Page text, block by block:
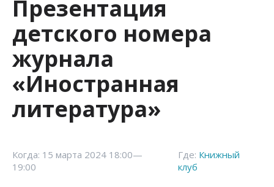
Презентация
детского номера
журнала
«‎‎Иностранная
литература»‎
Когда: 15 марта 2024 18:00—
19:00
Где: Книжный
клуб